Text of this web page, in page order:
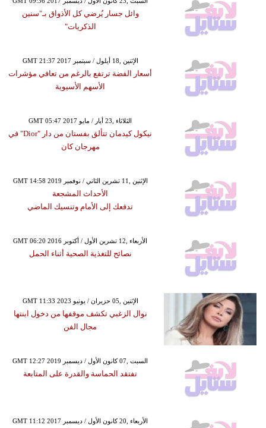
وائل جسار يُرضي كل الأذواق بـ"سنين
الذكريات"
GMT 21:37 2017 الإثنين ,18 أيلول / سبتمبر
أسعار الفضة ترتفع بالرغم من تعافي مؤشرات
الأسهم الأسيوية
GMT 05:47 2017 الثلاثاء ,23 أيار / مايو
نيكول كيدمان تتألق بفستان من دار "Dior" في
مهرجان كان
GMT 14:58 2019 الإثنين ,11 تشرين الثاني / نوفمبر
الأحداث المشجعة
تدفعك إلى الأمام وتنسيك الماضي
GMT 06:20 2016 الأربعاء ,12 تشرين الأول / أكتوبر
نصائح للتغذية الصحية أثناء الحمل
GMT 11:33 2023 الإثنين ,05 حزيران / يونيو
نوال الزغبي تكشف موقفها من دخول ابنتها
مجال الفن
GMT 12:27 2019 السبت ,07 كانون الأول / ديسمبر
تفتقد الحماسة والقدرة على المتابعة
GMT 11:12 2017 الأربعاء ,20 كانون الأول / ديسمبر